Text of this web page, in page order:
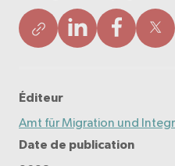
Éditeur
Amt für Migration und
Date de publication